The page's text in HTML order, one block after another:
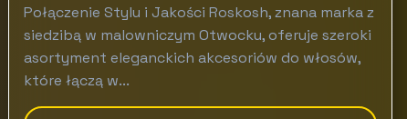
Połączenie Stylu i Jakości Roskosh, znana marka z
siedzibą w malowniczym Otwocku, oferuje szeroki
asortyment eleganckich akcesoriów do włosów,
które łączą w...